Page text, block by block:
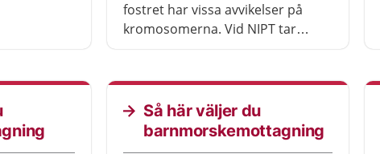
bara
behöva
prov för
fostret har vissa avvikelser på
kromosomerna. Vid NIPT tar
är mycket tillförlitligt om det visar
att fostret inte har en avvikelse.
Det behöver kompletteras med
andra tester för att få ett definitivt
Så här väljer du
barnmorskemottagning